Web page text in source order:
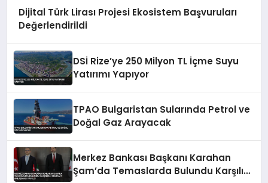
Dijital Türk Lirası Projesi Ekosistem Başvuruları
Değerlendirildi
DSİ Rize’ye 250 Milyon TL İçme Suyu
Yatırımı Yapıyor
TPAO Bulgaristan Sularında Petrol ve
Doğal Gaz Arayacak
Merkez Bankası Başkanı Karahan
Şam’da Temaslarda Bulundu Karşılıklı